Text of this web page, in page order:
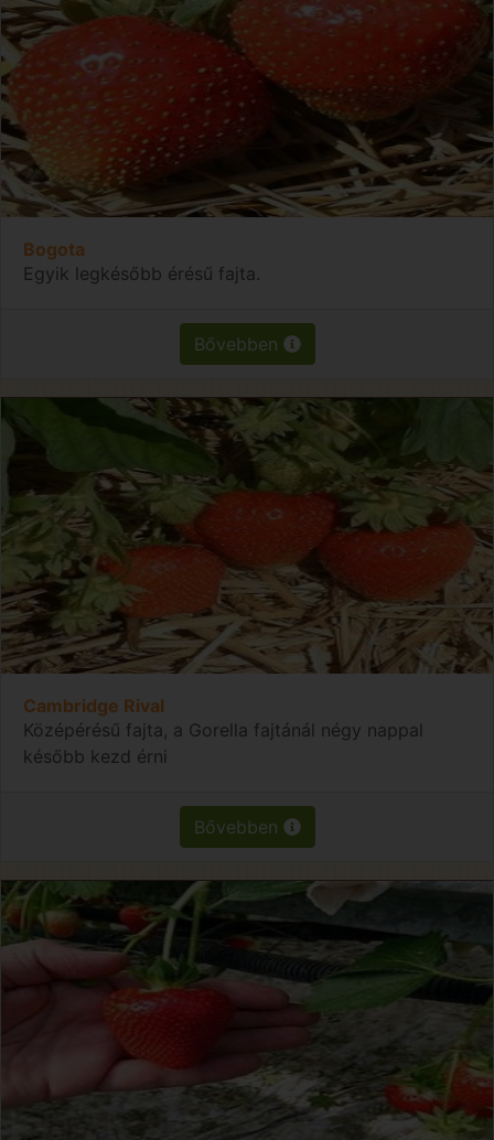
Bogota
Egyik legkésőbb érésű fajta.
Bővebben
Cambridge Rival
Középérésű fajta, a Gorella fajtánál négy nappal
később kezd érni
Bővebben